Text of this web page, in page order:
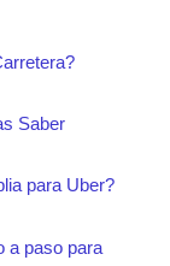
Saber
para Uber?
a paso para